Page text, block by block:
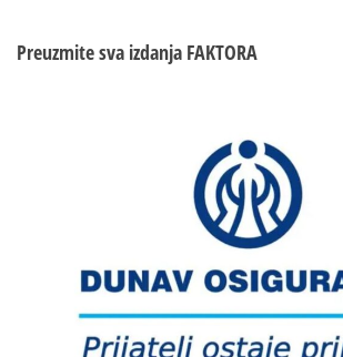
Preuzmite sva izdanja FAKTORA